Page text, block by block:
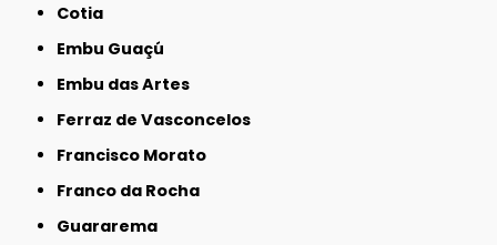
Cotia
Embu Guaçú
Embu das Artes
Ferraz de Vasconcelos
Francisco Morato
Franco da Rocha
Guararema